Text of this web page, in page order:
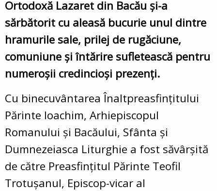
Ortodoxă Lazaret din Bacău și-a
sărbătorit cu aleasă bucurie unul dintre
hramurile sale, prilej de rugăciune,
comuniune și întărire sufletească pentru
numeroșii credincioși prezenți.
Cu binecuvântarea Înaltpreasfințitului
Părinte Ioachim, Arhiepiscopul
Romanului și Bacăului, Sfânta și
Dumnezeiasca Liturghie a fost săvârșită
de către Preasfințitul Părinte Teofil
Trotușanul, Episcop-vicar al